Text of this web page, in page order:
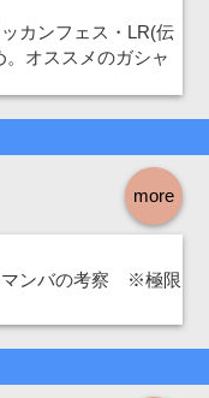
カンフェス・LR(伝
オススメのガシャ
more
マンバの考察 ※極限